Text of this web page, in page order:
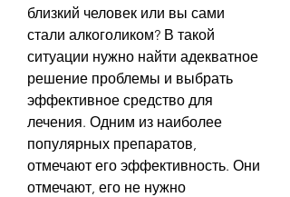
близкий человек или вы сами
стали алкоголиком? В такой
ситуации нужно найти адекватное
решение проблемы и выбрать
эффективное средство для
лечения. Одним из наиболее
популярных препаратов,
отмечают его эффективность. Они
отмечают, его не нужно